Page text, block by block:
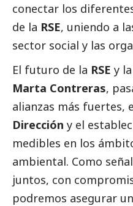
conectar los
de la RSE, uniendo a
sector social y las
El futuro de la RSE y la
Marta Contreras,
alianzas más fuertes,
Dirección y el
medibles en los
ambiental. Como
juntos, con
podremos asegurar